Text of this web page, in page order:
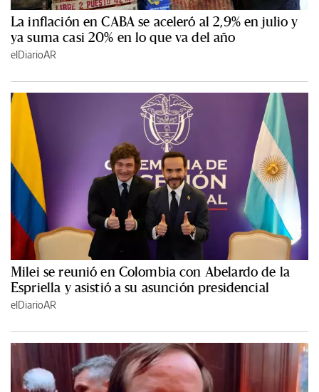
La inflación en CABA se aceleró al 2,9% en julio y
ya suma casi 20% en lo que va del año
elDiarioAR
Milei se reunió en Colombia con Abelardo de la
Espriella y asistió a su asunción presidencial
elDiarioAR